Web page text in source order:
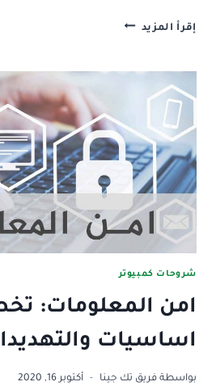
إقرأ المزيد افضل
المعلومات
DOC
باللغة
العربية
والانجليزية
شروحات كمبيوتر
امن المعلومات:
اساسيات
بواسطة فريق تك جينا أكتوبر 16, 2020